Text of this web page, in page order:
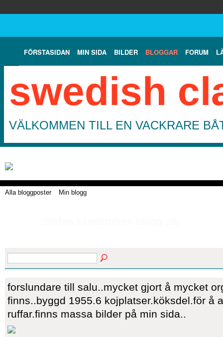
FÖRSTASIDAN MIN SIDA BILDER BLOGGAR FORUM
swedish
VÄLKOMMEN TILL EN VACKRARE
Alla bloggposter Min blogg
forslundare till salu..mycket gjort å mycket
finns..byggd 1955.6 kojplatser.köksdel.för å
ruffar.finns massa bilder på min sida..